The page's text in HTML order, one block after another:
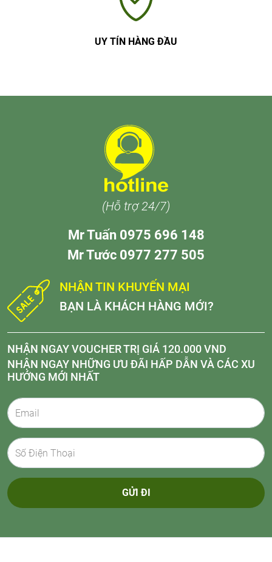
UY TÍN HÀNG ĐẦU
(Hỗ trợ 24/7)
Mr Tuấn 0975 696 148
Mr Tước 0977 277 505
NHẬN TIN KHUYẾN MẠI
BẠN LÀ KHÁCH HÀNG MỚI?
NHẬN NGAY VOUCHER TRỊ GIÁ 120.000 VND
NHẬN NGAY NHỮNG ƯU ĐÃI HẤP DẪN VÀ CÁC XU
HƯỚNG MỚI NHẤT
GỬI ĐI